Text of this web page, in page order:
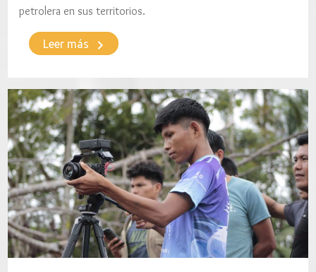
petrolera en sus territorios.
Leer más keyboard_arrow_right